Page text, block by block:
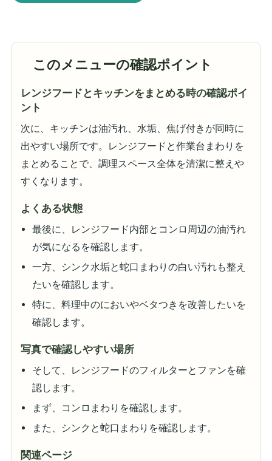
このメニューの確認ポイント
レンジフードとキッチンをまとめる時の確認ポイ
ント
次に、キッチンは油汚れ、水垢、焦げ付きが同時に
出やすい場所です。レンジフードと作業台まわりを
まとめることで、調理スペース全体を清潔に整えや
すくなります。
よくある状態
最後に、レンジフード内部とコンロ周辺の油汚れ
が気になるを確認します。
一方、シンク水垢と蛇口まわりの白い汚れも整え
たいを確認します。
特に、料理中のにおいやベタつきを改善したいを
確認します。
写真で確認しやすい場所
そして、レンジフードのフィルターとファンを確
認します。
まず、コンロまわりを確認します。
また、シンクと蛇口まわりを確認します。
関連ページ